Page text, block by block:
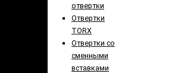
отвертки
Отвертки
TORX
Отвертки со
сменными
вставками